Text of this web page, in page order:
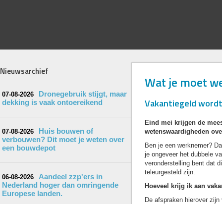
Nieuwsarchief
07-08-2026
Dronegebruik stijgt, maar
dekking is vaak ontoereikend
07-08-2026
Huis bouwen of
verbouwen? Dit moet je weten over
een bouwdepot
06-08-2026
Aandeel zzp'ers in
Nederland hoger dan omringende
Europese landen.
Wat je moet
Vakantiegeld
Eind mei krijgen de
wetenswaardigheden
Ben je een werknemer?
je ongeveer het dubbele
veronderstelling bent dat
teleurgesteld zijn.
Hoeveel krijg ik aan
De afspraken hierover